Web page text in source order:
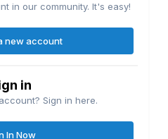
in our community. It's easy!
new account
in
Sign in here.
In Now